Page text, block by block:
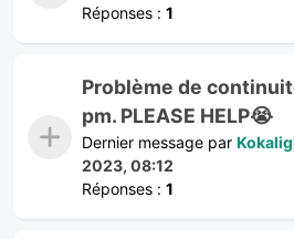
Réponses : 1
Problème de
pm. PLEASE HELP😭
Dernier message par
2023, 08:12
Réponses : 1